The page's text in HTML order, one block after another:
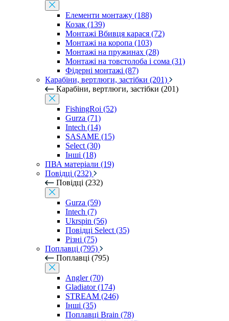
Елементи монтажу (188)
Козак (139)
Монтажі Вбивця карася (72)
Монтажі на коропа (103)
Монтажі на пружинах (28)
Монтажі на товстолоба і сома (31)
Фідерні монтажі (87)
Карабіни, вертлюги, застібки (201)
Карабіни, вертлюги, застібки (201)
FishingRoi (52)
Gurza (71)
Intech (14)
SASAME (15)
Select (30)
Інші (18)
ПВА матеріали (19)
Повідці (232)
Повідці (232)
Gurza (59)
Intech (7)
Ukrspin (56)
Повідці Select (35)
Різні (75)
Поплавці (795)
Поплавці (795)
Angler (70)
Gladiator (174)
STREAM (246)
Інші (35)
Поплавці Brain (78)